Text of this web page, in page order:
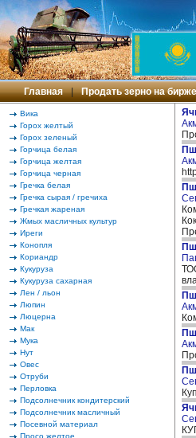
Главная | Продать зерно на бирже
Вика
Горох желтый
Горох зеленый
Горчица белая
Горчица желтая
Горчица черная
Гречка белая
Гречка сырая / гречиха
Гречкая жареная
Жмых масличных культур
Иреги
Конопля
Кориандр
Кукуруза
Кукуруза сахарная
Лен / льон
Люпин
Люцерна
Мак
Мука
Нут
Овес
Отруби
Перловка
Подсолнечник кондитерский
Подсолнечник масличный
Посевной материал
Просо желтое